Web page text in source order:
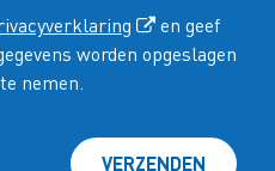
en geef
worden opgeslagen
nemen.
VERZENDEN